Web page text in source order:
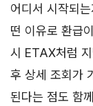
어디서 시작되
떤 이유로 환급
시 ETAX처럼
후 상세 조회가
된다는 점도 함